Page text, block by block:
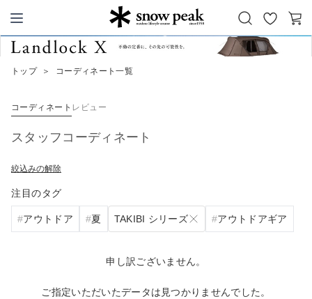
Snow Peak
お
気
カ
トップ ＞ コーディネート一覧
コーディネート レビュー
スタッフコーディネート
絞込みの解除
注目のタグ
アウトドア 夏 TAKIBI シリーズ アウトドアギア
申し訳ございません。
ご指定いただいたデータは見つかりませんでした。